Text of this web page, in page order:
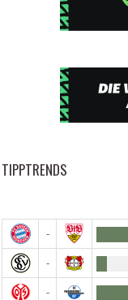
TIPPTRENDS
-
-
-